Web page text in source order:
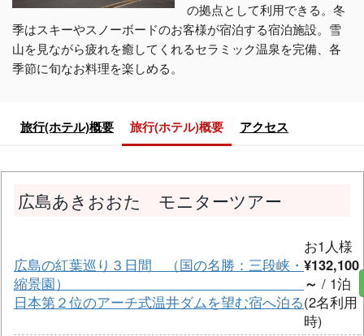
お受取り方法について
取消手数料について
プライバシーポリシー
会社概要
観光庁長官登録旅行業第555号
日本旅行業協会正会員
閉じる
の拠点として利用できる。冬
季はスキーやスノーボードのお客様が宿泊する宿泊施設。雪
山を見ながら疲れを癒してくれるセラミック温泉を完備、各
季節に旬なお料理を楽しめる。
旅行(ホテル)概要 旅行(ホテル)概要 アクセス
広島あきおおた モニターツアー
広島の紅葉巡り３日間 （国の名勝：三段峡・
縮景園）
日本第２位のアーチ式温井ダムを望む宿へ泊る
お1人様
¥132,100
～ / 1泊
(2名利用
時)